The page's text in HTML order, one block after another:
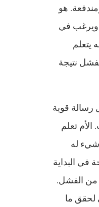
هو
ويرغب في
يتعلم
نتيجة
قوية
الأم تعلم
شيء له
في البداية
من الفشل.
لحقق ما